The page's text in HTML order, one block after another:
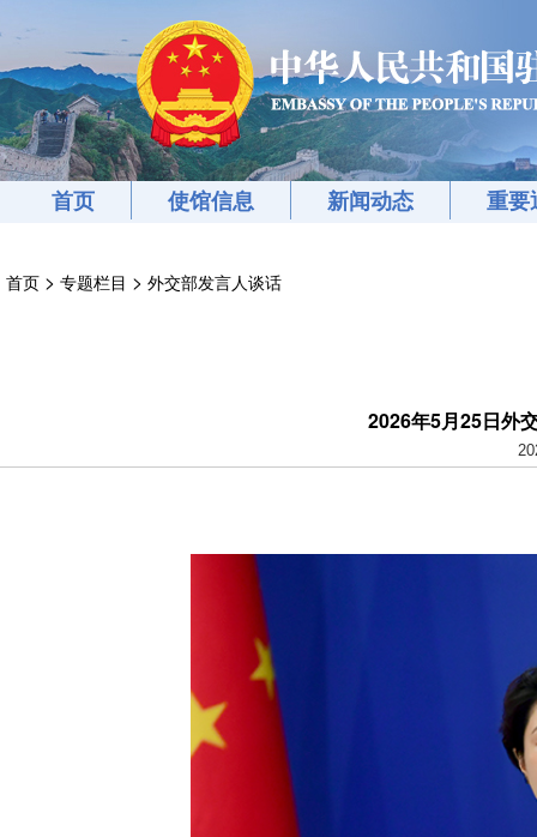
首页 使馆信息 新闻动态 重要
首页 > 专题栏目 > 外交部发言人谈话
2026年5月25日外